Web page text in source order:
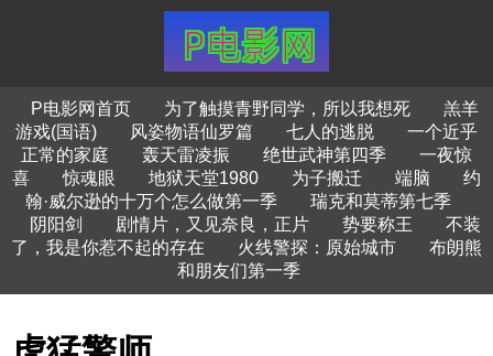
P电影网首页 为了触摸青野同学，所以我想死
羔羊
游戏(国语)
风姿物语仙罗篇 七人的逃脱
一个近乎
正常的家庭
轰天雷凌振 绝世武神第四季
一夜惊
喜
惊魂眼 地狱天堂1980 为子搬迁 端脑
约
翰·威尔逊的十万个怎么做第一季
瑞克和莫蒂第七季
阴阳剑
剧情片，又见奈良，正片 势要称王
不装
了，我是你惹不起的存在
火线警探：原始城市
布朗熊
和朋友们第一季